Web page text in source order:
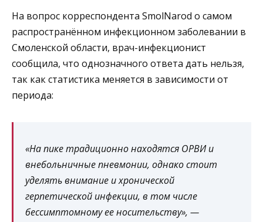
На вопрос корреспондента SmolNarod о самом
распространённом инфекционном заболевании в
Смоленской области, врач-инфекционист
сообщила, что однозначного ответа дать нельзя,
так как статистика меняется в зависимости от
периода:
«На пике традиционно находятся ОРВИ и
внебольничные пневмонии, однако стоит
уделять внимание и хронической
герпетической инфекции, в том числе
бессимптомному ее носительству», —